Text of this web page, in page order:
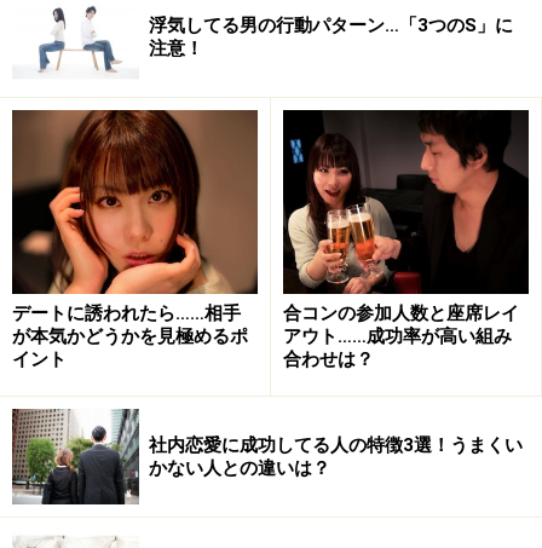
それは、きっかけの１つではありますが、ただ仕事をし
ているだけで恋愛に発展させることは
むずかしいです。「仕事している姿が素敵！」は、あく
までも相手の気持ちからスタートしているので、相手が
自分の仕事姿を「素敵！」と思ってくれなければ進まな
い……受け身態勢になるわけです。
受け身にならず、社内恋愛特有のきっかけを作るにはど
うすればよいでしょうか？
会社の飲み会は社内恋愛が発展するきっかけの宝庫
会社のイベント担当になる…社内だからこそ毎日会
える環境を使う
残業や休日出勤は、独特の空間から恋に進展する
浮気してる男の行動パターン…「3つのS」に
注意！
デートに誘われたら……相手
が本気かどうかを見極めるポ
イント
合コンの参加人数と座席レイ
アウト……成功率が高い組み
合わせは？
社内恋愛に成功してる人の特徴3選！うまくい
かない人との違いは？